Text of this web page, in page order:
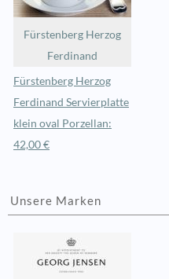
Fürstenberg Herzog
Ferdinand
Fürstenberg Herzog
Ferdinand Servierplatte
klein oval Porzellan:
42,00 €
Unsere Marken